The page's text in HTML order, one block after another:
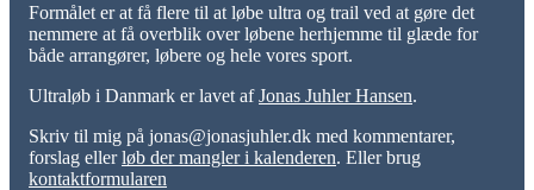
Formålet er at få flere til at løbe ultra og trail ved at gøre det
nemmere at få overblik over løbene herhjemme til glæde for
både arrangører, løbere og hele vores sport.
Ultraløb i Danmark er lavet afJonas Juhler Hansen.
Skriv til mig på jonas@jonasjuhler.dk med kommentarer,
forslag ellerløb der mangler i kalenderen. Eller brug
kontaktformularen